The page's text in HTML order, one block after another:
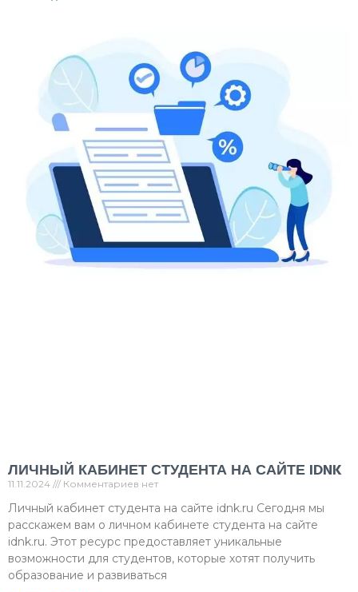
ЛИЧНЫЙ КАБИНЕТ СТУДЕНТА НА САЙТЕ IDNK
11.11.2024 Комментариев нет
Личный кабинет студента на сайте idnk.ru Сегодня мы
расскажем вам о личном кабинете студента на сайте
idnk.ru. Этот ресурс предоставляет уникальные
возможности для студентов, которые хотят получить
образование и развиваться